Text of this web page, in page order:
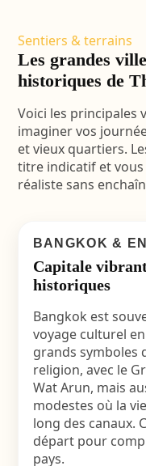
Sentiers & terrains
Les grandes
historiques de
Voici les principales
imaginer vos
et vieux quartiers.
titre indicatif et vous
réaliste sans
BANGKOK &
Capitale
historiques
Bangkok est
voyage culturel
grands symboles
religion, avec le
Wat Arun, mais
modestes où la
long des canaux.
départ pour
pays.